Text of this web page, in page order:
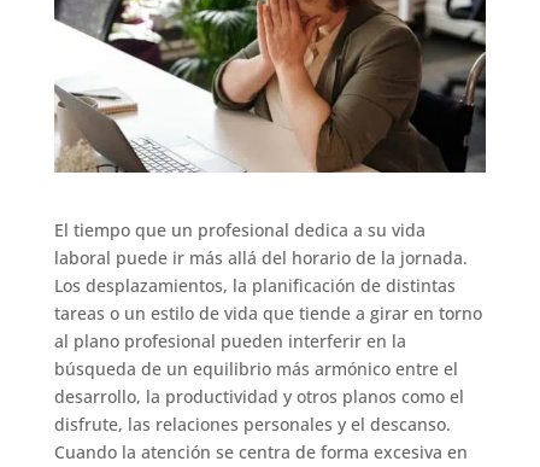
El tiempo que un profesional dedica a su vida
laboral puede ir más allá del horario de la jornada.
Los desplazamientos, la planificación de distintas
tareas o un estilo de vida que tiende a girar en torno
al plano profesional pueden interferir en la
búsqueda de un equilibrio más armónico entre el
desarrollo, la productividad y otros planos como el
disfrute, las relaciones personales y el descanso.
Cuando la atención se centra de forma excesiva en